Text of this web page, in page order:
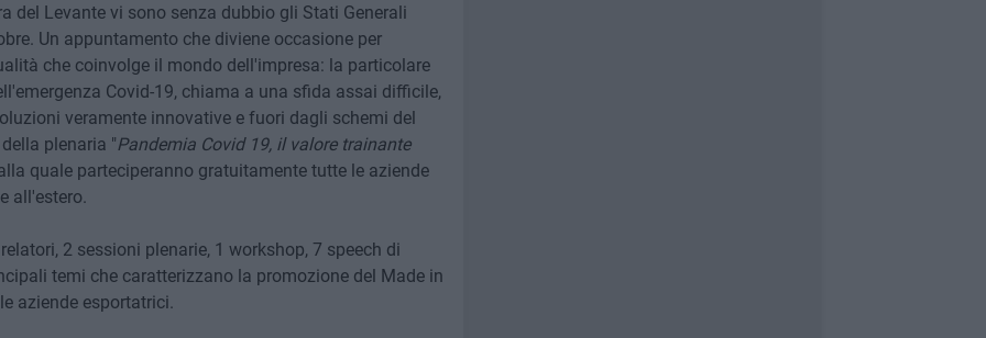
del Levante vi sono senza dubbio gli Stati Generali
Un appuntamento che diviene occasione per
che coinvolge il mondo dell'impresa: la particolare
Covid-19, chiama a una sfida assai difficile,
veramente innovative e fuori dagli schemi del
plenaria "Pandemia Covid 19, il valore trainante
quale parteciperanno gratuitamente tutte le aziende
all'estero.
2 sessioni plenarie, 1 workshop, 7 speech di
temi che caratterizzano la promozione del Made in
aziende esportatrici.